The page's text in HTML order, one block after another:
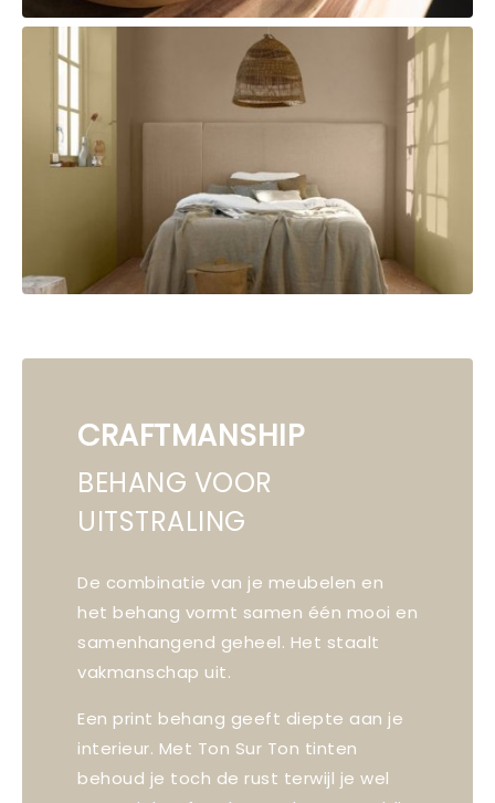
CRAFTMANSHIP
BEHANG VOOR
UITSTRALING
De combinatie van je meubelen en
het behang vormt samen één mooi en
samenhangend geheel. Het staalt
vakmanschap uit.
Een print behang geeft diepte aan je
interieur. Met Ton Sur Ton tinten
behoud je toch de rust terwijl je wel